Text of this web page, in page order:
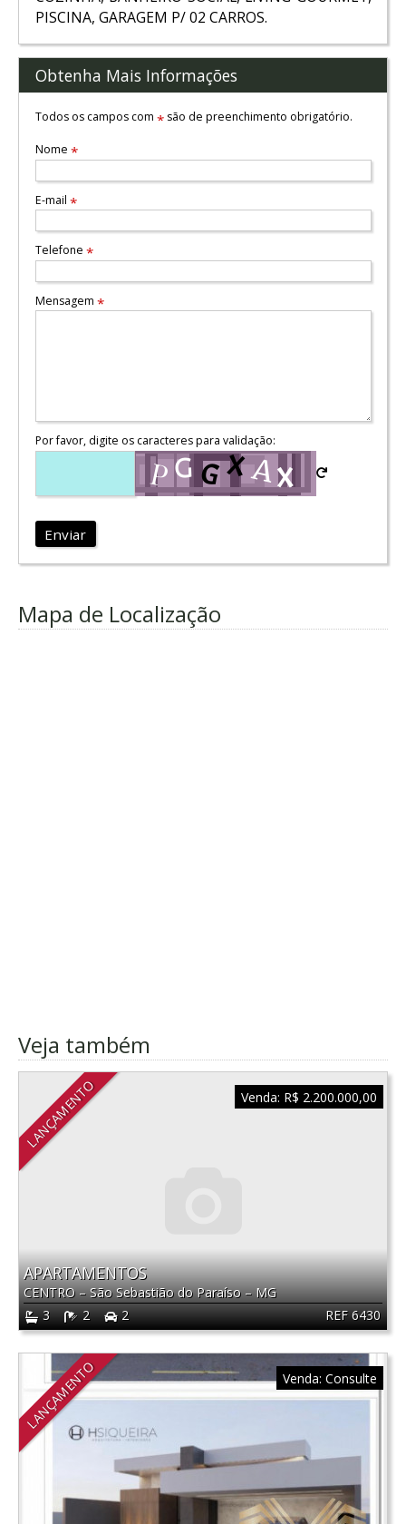
PISCINA, GARAGEM P/ 02 CARROS.
Obtenha Mais Informações
Todos os campos com *são de preenchimento obrigatório.
Nome *
E-mail *
Telefone *
Mensagem *
Por favor, digite os caracteres para validação:
Enviar
Mapa de Localização
Veja também
LANÇAMENTO
REF 6430
APARTAMENTOS
CENTRO–São Sebastião do Paraíso–MG
3
2 2
Venda: R$ 2.200.000,00
LANÇAMENTO Venda: Consulte